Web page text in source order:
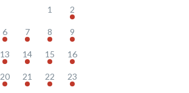
1 2
6 7 8 9
13 14 15 16
20 21 22 23